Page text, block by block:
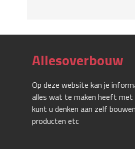
Allesoverbouw
Op deze website kan je
alles wat te maken heeft met
kunt u denken aan zelf
producten etc